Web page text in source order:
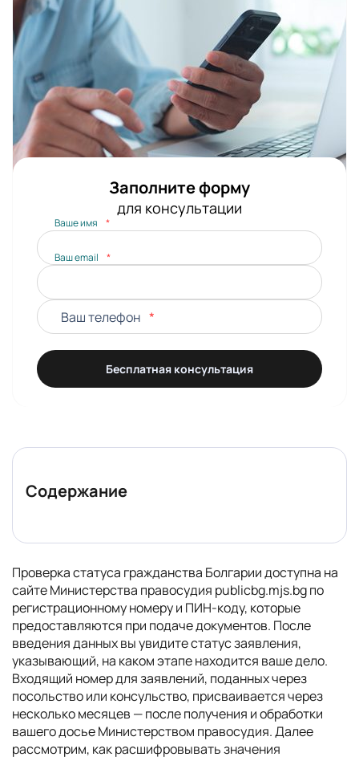
Заполните форму
для консультации
Ваше имя *
Ваш email *
Ваш телефон *
Бесплатная консультация
Проверка статуса гражданства Болгарии доступна на
сайте Министерства правосудия publicbg.mjs.bg по
регистрационному номеру и ПИН-коду, которые
предоставляются при подаче документов. После
введения данных вы увидите статус заявления,
указывающий, на каком этапе находится ваше дело.
Входящий номер для заявлений, поданных через
посольство или консульство, присваивается через
несколько месяцев — после получения и обработки
вашего досье Министерством правосудия. Далее
рассмотрим, как расшифровывать значения
Содержание